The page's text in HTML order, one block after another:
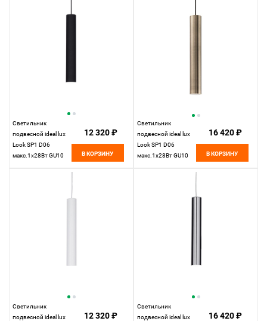
Светильник
подвесной ideal lux
Look SP1 D06
макс.1x28Вт GU10
12 320 ₽
В КОРЗИНУ
Светильник
подвесной ideal lux
Look SP1 D06
макс.1х28Вт GU10
16 420 ₽
В КОРЗИНУ
Светильник
подвесной ideal lux
12 320 ₽
Светильник
подвесной ideal lux
16 420 ₽